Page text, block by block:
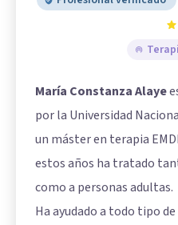
María Constanza Alaye
por la Universidad
un máster en terapia
estos años ha tratado
como a personas adultas.
Ha ayudado a todo tipo